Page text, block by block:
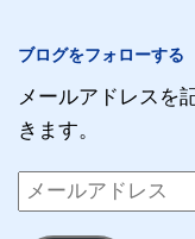
ブログをフォローする
メールアドレスを
きます。
メ
ー